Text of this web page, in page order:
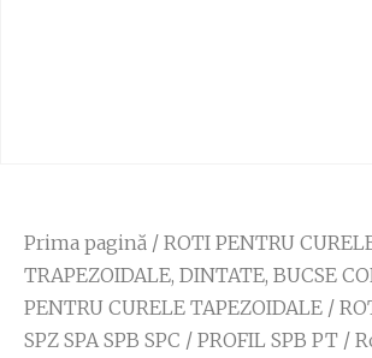
Prima pagină / ROTI PENTRU
TRAPEZOIDALE, DINTATE, BUCSE
PENTRU CURELE TAPEZOIDALE /
SPZ SPA SPB SPC / PROFIL SPB PT /